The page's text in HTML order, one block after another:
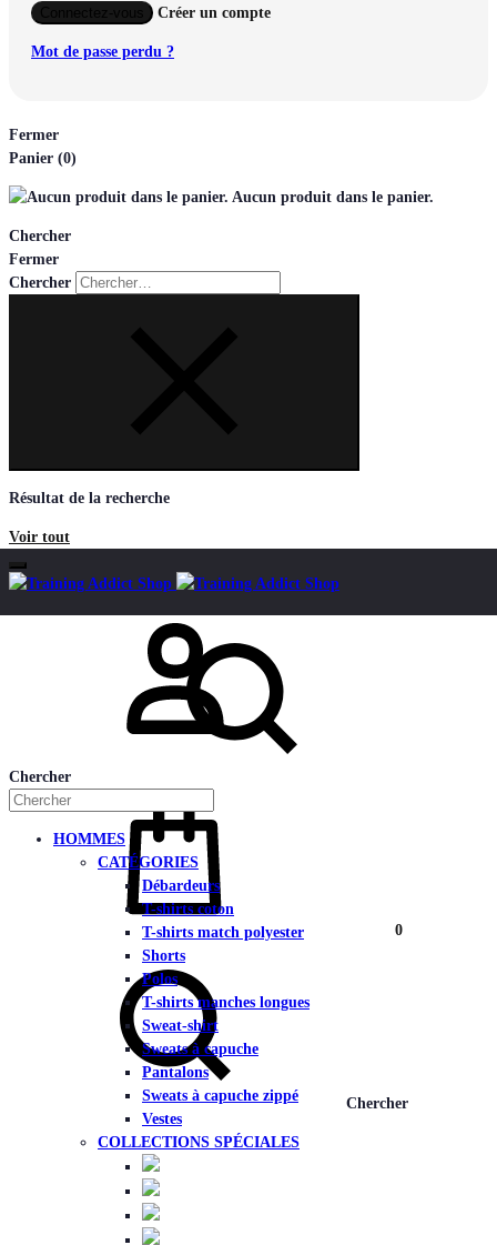
Créer un compte
Mot de passe perdu ?
Fermer
Panier (0)
Aucun produit dans le panier.
Chercher
Fermer
Chercher
Résultat de la recherche
Voir tout
0
Chercher
Chercher
HOMMES
CATÉGORIES
Débardeurs
T-shirts coton
T-shirts match polyester
Shorts
Polos
T-shirts manches longues
Sweat-shirt
Sweats à capuche
Pantalons
Sweats à capuche zippé
Vestes
COLLECTIONS SPÉCIALES